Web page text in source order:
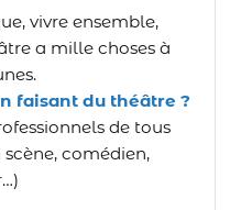
vivre ensemble,
a mille choses à
faisant du théâtre ?
de tous
comédien,